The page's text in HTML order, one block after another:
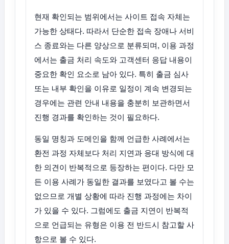
현재 확인되는 범위에서는 사이트 접속 자체는
가능한 상태다. 따라서 단순한 접속 장애나 서비
스 종료와는 다른 양상으로 분류되며, 이용 과정
에서는 출금 처리 속도와 고객센터 응답 내용이
중요한 확인 요소로 남아 있다. 특히 출금 심사
또는 내부 확인을 이유로 일정이 계속 변경되는
경우에는 관련 안내 내용을 충분히 보관하면서
진행 경과를 확인하는 것이 필요하다.
동일 명칭과 도메인을 함께 언급한 사례에서는
환전 과정 자체보다 처리 지연과 응대 방식에 대
한 의견이 반복적으로 등장하는 편이다. 다만 모
든 이용 사례가 동일한 결과를 보였다고 볼 수는
없으므로 개별 상황에 따라 진행 과정에는 차이
가 있을 수 있다. 그럼에도 출금 지연이 반복적
으로 언급되는 유형은 이용 전 반드시 참고할 사
항으로 볼 수 있다.